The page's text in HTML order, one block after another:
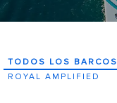
TODOS LOS BARCOS
ROYAL AMPLIFIED